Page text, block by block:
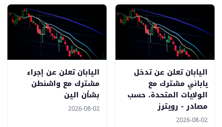
اليابان تعلن عن تدخل
ياباني مشترك مع
الولايات المتحدة، حسب
مصادر - رويترز
2026-08-02
اليابان تعلن عن إجراء
مشترك مع واشنطن
بشأن الين
2026-08-02